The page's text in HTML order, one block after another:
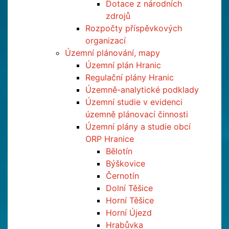
Dotace z národních
zdrojů
Rozpočty příspěvkových
organizací
Územní plánování, mapy
Územní plán Hranic
Regulační plány Hranic
Územně-analytické podklady
Územní studie v evidenci
územně plánovací činnosti
Územní plány a studie obcí
ORP Hranice
Bělotín
Býškovice
Černotín
Dolní Těšice
Horní Těšice
Horní Újezd
Hrabůvka